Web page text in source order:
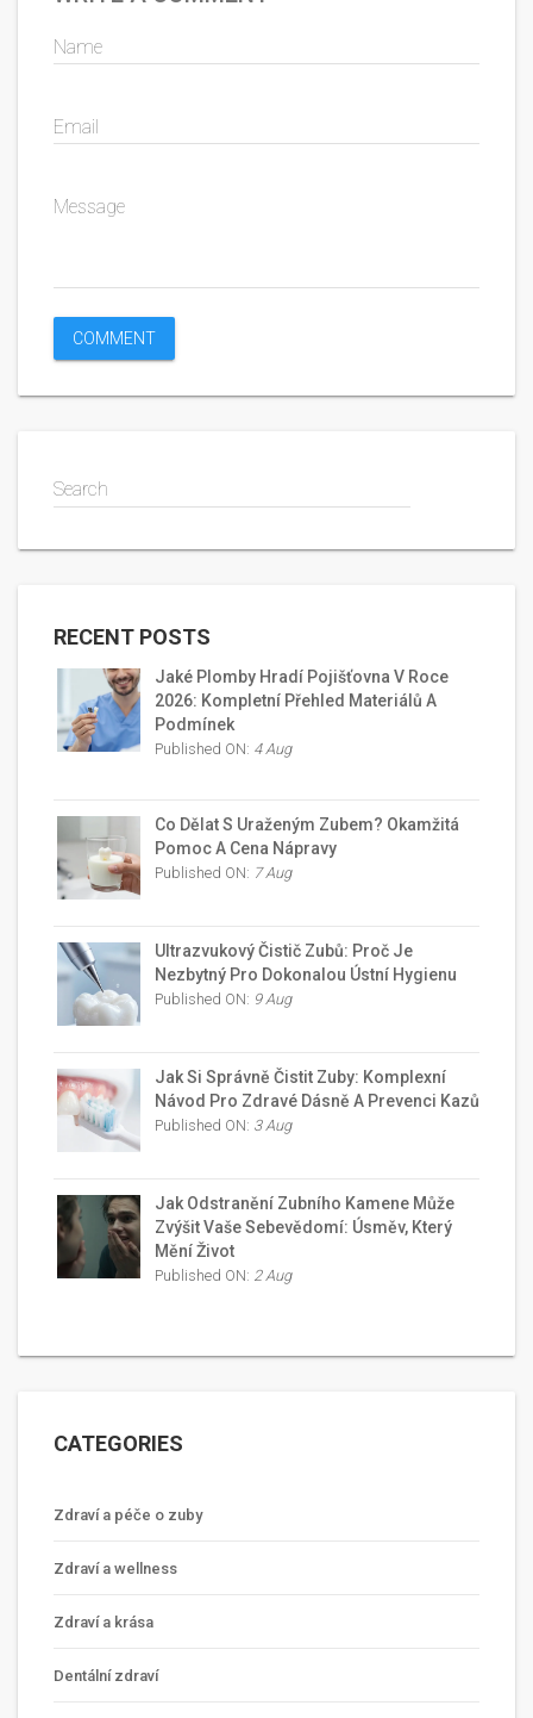
Name
Email
Message
Search
RECENT POSTS
Jaké Plomby Hradí Pojišťovna V Roce
2026: Kompletní Přehled Materiálů A
Podmínek
Published ON: 4 Aug
Co Dělat S Uraženým Zubem? Okamžitá
Pomoc A Cena Nápravy
Published ON: 7 Aug
Ultrazvukový Čistič Zubů: Proč Je
Nezbytný Pro Dokonalou Ústní Hygienu
Published ON: 9 Aug
Jak Si Správně Čistit Zuby: Komplexní
Návod Pro Zdravé Dásně A Prevenci Kazů
Published ON: 3 Aug
Jak Odstranění Zubního Kamene Může
Zvýšit Vaše Sebevědomí: Úsměv, Který
Mění Život
Published ON: 2 Aug
CATEGORIES
Zdraví a péče o zuby
Zdraví a wellness
Zdraví a krása
Dentální zdraví